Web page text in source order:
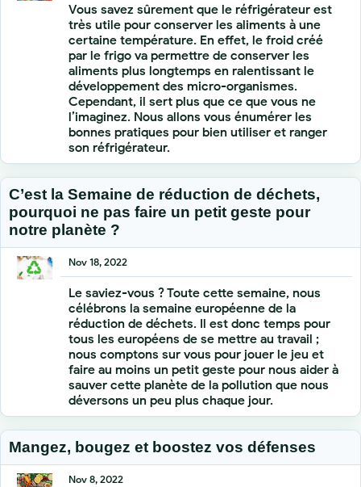
Vous savez sûrement que le réfrigérateur est
très utile pour conserver les aliments à une
certaine température. En effet, le froid créé
par le frigo va permettre de conserver les
aliments plus longtemps en ralentissant le
développement des micro-organismes.
Cependant, il sert plus que ce que vous ne
l’imaginez. Nous allons vous énumérer les
bonnes pratiques pour bien utiliser et ranger
son réfrigérateur.
C’est la Semaine de réduction de déchets,
pourquoi ne pas faire un petit geste pour
notre planète ?
Nov 18, 2022
Le saviez-vous ? Toute cette semaine, nous
célébrons la semaine européenne de la
réduction de déchets. Il est donc temps pour
tous les européens de se mettre au travail ;
nous comptons sur vous pour jouer le jeu et
faire au moins un petit geste pour nous aider à
sauver cette planète de la pollution que nous
déversons un peu plus chaque jour.
Mangez, bougez et boostez vos défenses
Nov 8, 2022